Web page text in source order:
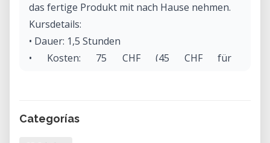
das fertige Produkt mit nach Hause nehmen.
Kursdetails:
• Dauer: 1,5 Stunden
• Kosten: 75 CHF (45 CHF für
eine externe Maus mit.
Categorías